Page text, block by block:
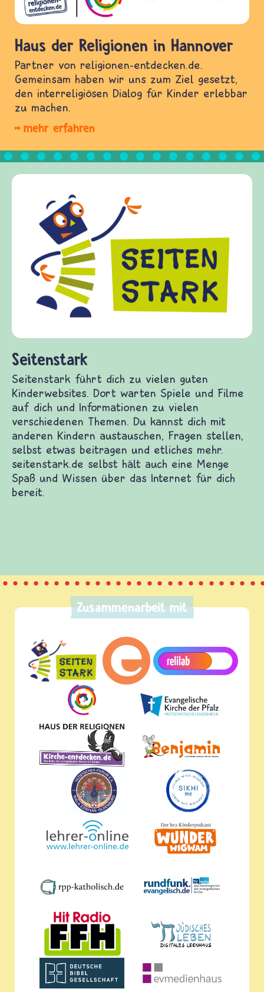
Haus der Religionen in Hannover
Partner von religionen-entdecken.de.
Gemeinsam haben wir uns zum Ziel gesetzt,
den interreligiösen Dialog für Kinder erlebbar
zu machen.
mehr erfahren
Frieden Fragen
frieden-fragen.de ist ein Internet-Angebot für
Kinder, Eltern und ErzieherInnen das zu
Fragen von Krieg und Frieden, Streit und
Gewalt informiert und einen Austausch zu
diesem Themenbereich ermöglicht. frieden-
fragen.de bietet Antworten auf wichtige
und Frieden, Streit und Gewalt.
Zusammenarbeit mit